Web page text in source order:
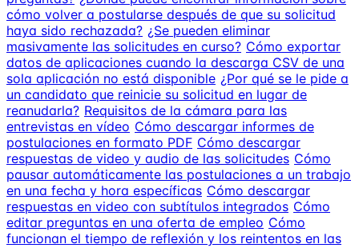
cómo volver a postularse después de que su solicitud
haya sido rechazada? ¿Se pueden eliminar
masivamente las solicitudes en curso? Cómo exportar
datos de aplicaciones cuando la descarga CSV de una
sola aplicación no está disponible ¿Por qué se le pide a
un candidato que reinicie su solicitud en lugar de
reanudarla? Requisitos de la cámara para las
entrevistas en vídeo Cómo descargar informes de
postulaciones en formato PDF Cómo descargar
respuestas de video y audio de las solicitudes Cómo
pausar automáticamente las postulaciones a un trabajo
en una fecha y hora específicas Cómo descargar
respuestas en video con subtítulos integrados Cómo
editar preguntas en una oferta de empleo Cómo
funcionan el tiempo de reflexión y los reintentos en las